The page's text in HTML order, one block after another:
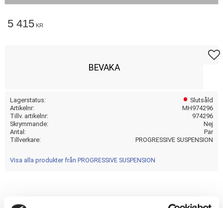
5 415 KR
BEVAKA
Lagerstatus
Slutsåld
Artikelnr
MH974296
Tillv. artikelnr
974296
Skrymmande
Nej
Antal
Par
Tillverkare
PROGRESSIVE SUSPENSION
Visa alla produkter från PROGRESSIVE SUSPENSION
13.5 INCH; CHROME; HEAVY DUTY